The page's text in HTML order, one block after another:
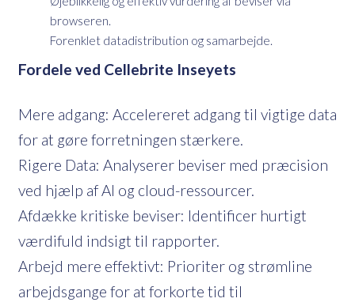
browseren.
Forenklet datadistribution og samarbejde.
Fordele ved Cellebrite Inseyets
Mere adgang: Accelereret adgang til vigtige data
for at gøre forretningen stærkere.
Rigere Data: Analyserer beviser med præcision
ved hjælp af AI og cloud-ressourcer.
Afdække kritiske beviser: Identificer hurtigt
værdifuld indsigt til rapporter.
Arbejd mere effektivt: Prioriter og strømline
arbejdsgange for at forkorte tid til